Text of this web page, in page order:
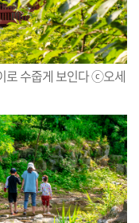
로 수줍게 보인다 ⓒ오세